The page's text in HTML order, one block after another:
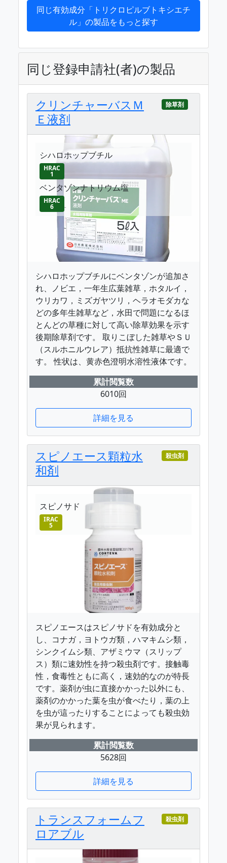
同じ有効成分「トリクロピルブトキシエチ
ル」の製品をもっと探す
同じ登録申請社(者)の製品
クリンチャーバスＭ
Ｅ液剤
除草剤
シハロホップブチル
HRAC
1
ベンタゾンナトリウム塩
HRAC
6
シハロホップブチルにベンタゾンが追加さ
れ、ノビエ，一年生広葉雑草，ホタルイ，
ウリカワ，ミズガヤツリ，ヘラオモダカな
どの多年生雑草など，水田で問題になるほ
とんどの草種に対して高い除草効果を示す
後期除草剤です。 取りこぼした雑草やＳＵ
（スルホニルウレア）抵抗性雑草に最適で
す。 性状は、黄赤色澄明水溶性液体です。
累計閲覧数
6010回
詳細を見る
スピノエース顆粒水
和剤
殺虫剤
スピノサド
IRAC
5
スピノエースはスピノサドを有効成分と
し、コナガ，ヨトウガ類，ハマキムシ類，
シンクイムシ類、アザミウマ（スリップ
ス）類に速効性を持つ殺虫剤です。接触毒
性，食毒性ともに高く，速効的なのが特長
です。薬剤が虫に直接かかった以外にも、
薬剤のかかった葉を虫が食べたり，葉の上
を虫が這ったりすることによっても殺虫効
果が見られます。
累計閲覧数
5628回
詳細を見る
トランスフォームフ
ロアブル
殺虫剤